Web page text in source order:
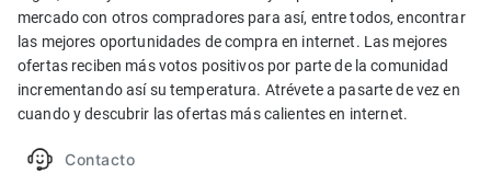
mercado con otros compradores para así, entre todos, encontrar
las mejores oportunidades de compra en internet. Las mejores
ofertas reciben más votos positivos por parte de la comunidad
incrementando así su temperatura. Atrévete a pasarte de vez en
cuando y descubrir las ofertas más calientes en internet.
Contacto